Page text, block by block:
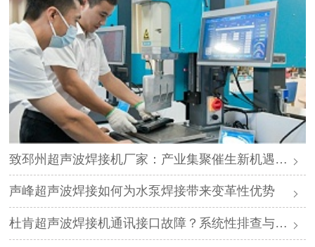
致邳州超声波焊接机厂家：产业集聚催生新机遇，声峰源头工厂邀您抱团发展
声峰超声波焊接如何为水泵焊接带来变革性优势
杜肯超声波焊接机通讯接口故障？系统性排查与专业解决方案